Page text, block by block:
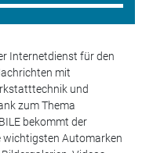
Internetdienst für den
mit
und
zum Thema
bekommt der
wichtigsten Automarken